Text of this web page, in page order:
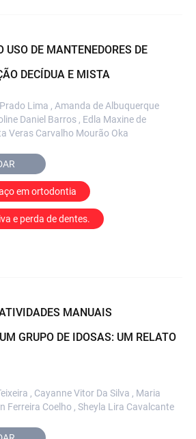
DE MANTENEDORES DE
DECÍDUA E MISTA
Lima , Amanda de Albuquerque
Daniel Barros , Edla Maxine de
Veras Carvalho Mourão Oka
em ortodontia
e perda de dentes.
MANUAIS
GRUPO DE IDOSAS: UM RELATO
, Cayanne Vitor Da Silva , Maria
Ferreira Coelho , Sheyla Lira Cavalcante